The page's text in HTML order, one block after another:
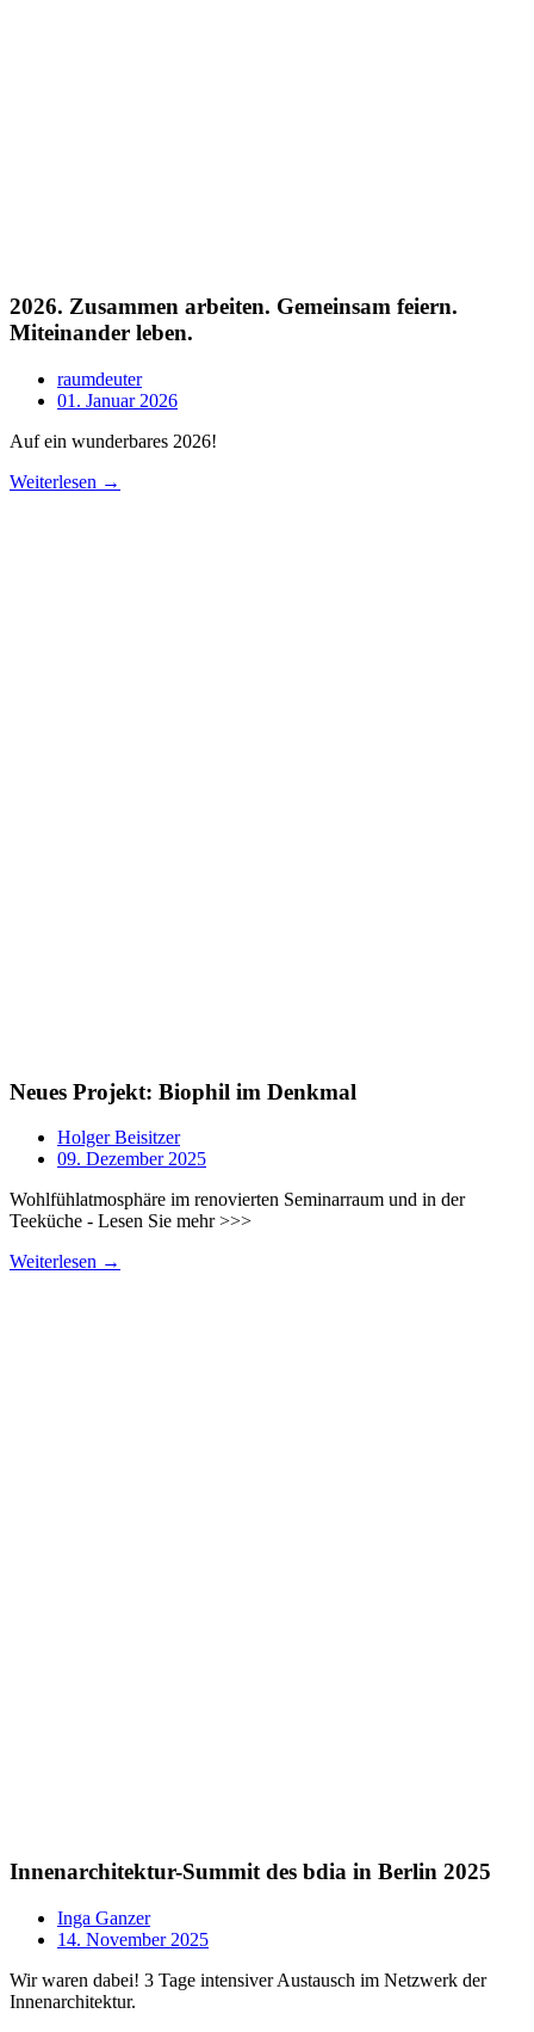
2026. Zusammen arbeiten. Gemeinsam feiern.
Miteinander leben.
raumdeuter
01. Januar 2026
Auf ein wunderbares 2026!
Weiterlesen →
Neues Projekt: Biophil im Denkmal
Holger Beisitzer
09. Dezember 2025
Wohlfühlatmosphäre im renovierten Seminarraum und in der
Teeküche - Lesen Sie mehr >>>
Weiterlesen →
Innenarchitektur-Summit des bdia in Berlin 2025
Inga Ganzer
14. November 2025
Wir waren dabei! 3 Tage intensiver Austausch im Netzwerk der
Innenarchitektur.